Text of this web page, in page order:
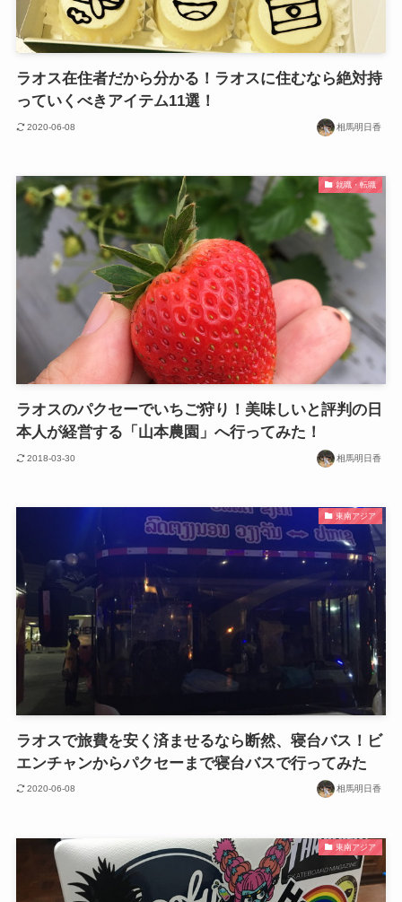
ラオス在住者だから分かる！ラオスに住むなら絶対持
っていくべきアイテム11選！
2020-06-08 相馬明日香
就職・転職
ラオスのパクセーでいちご狩り！美味しいと評判の日
本人が経営する「山本農園」へ行ってみた！
2018-03-30 相馬明日香
東南アジア
ラオスで旅費を安く済ませるなら断然、寝台バス！ビ
エンチャンからパクセーまで寝台バスで行ってみた
2020-06-08 相馬明日香
東南アジア